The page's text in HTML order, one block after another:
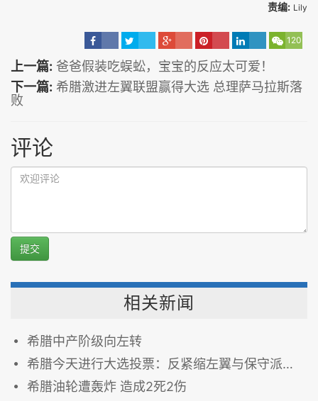
责编: Lily
120
上一篇: 爸爸假装吃蜈蚣，宝宝的反应太可爱！
下一篇: 希腊激进左翼联盟赢得大选 总理萨马拉斯落
败
评论
提交
相关新闻
希腊中产阶级向左转
希腊今天进行大选投票：反紧缩左翼与保守派交锋
希腊油轮遭轰炸 造成2死2伤